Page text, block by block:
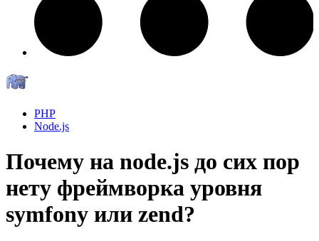
PHP
Node.js
Почему на node.js до сих пор
нету фреймворка уровня
symfony или zend?